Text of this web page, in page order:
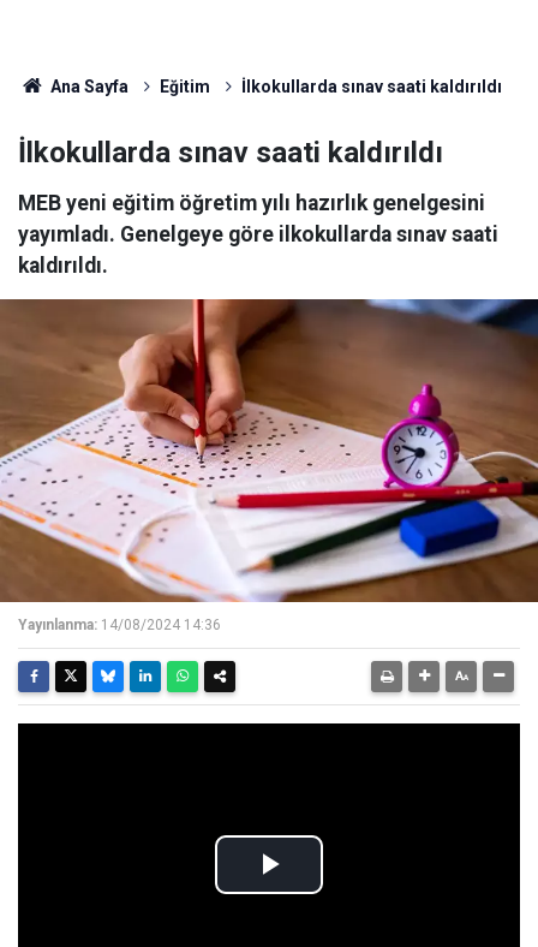
Ana Sayfa Eğitim İlkokullarda sınav saati kaldırıldı
İlkokullarda sınav saati kaldırıldı
MEB yeni eğitim öğretim yılı hazırlık genelgesini
yayımladı. Genelgeye göre ilkokullarda sınav saati
kaldırıldı.
Yayınlanma: 14/08/2024 14:36